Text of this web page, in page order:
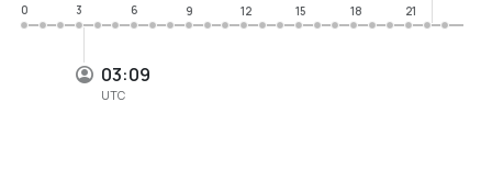
03:09
UTC
0
3 6 9 12 15 18 21